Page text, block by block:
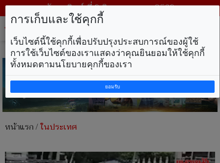
วันอาทิตย์ ที่ 9 สิงหาคม พ.ศ. 2569
หน้าแรก/ในประเทศ
การเก็บและใช้คุกกี้
เว็บไซต์นี้ใช้คุกกี้เพื่อปรับปรุงประสบการณ์ของผู้ใช้
การใช้เว็บไซต์ของเราแสดงว่าคุณยินยอมให้ใช้คุกกี้
ทั้งหมดตามนโยบายคุกกี้ของเรา
ยอมรับ